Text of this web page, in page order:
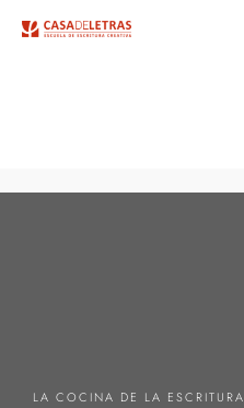
LA COCINA DE LA ESCRITURA